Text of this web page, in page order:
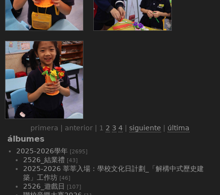
primera | anterior | 1 2 3 4 | siguiente | última
álbumes
2025-2026學年 [2695]
2526_結業禮 [43]
2025-2026 莘莘入場：學校文化日計劃_「解構中式歷史建
築」工作坊 [46]
2526_遊戲日 [107]